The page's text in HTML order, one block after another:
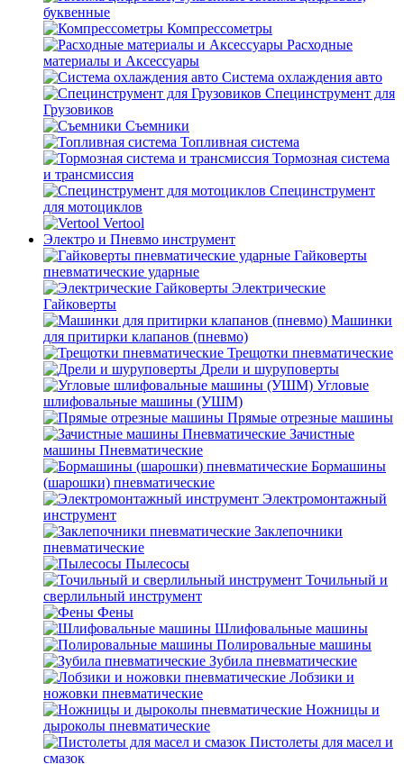
буквенные
Компрессометры
Расходные
материалы и Аксессуары
Система охлаждения авто
Специнструмент для
Грузовиков
Съемники
Топливная система
Тормозная система
и трансмиссия
Специнструмент
для мотоциклов
Vertool
Электро и Пневмо инструмент
Гайковерты
пневматические ударные
Электрические
Гайковерты
Машинки
для притирки клапанов (пневмо)
Трещотки пневматические
Дрели и шуруповерты
Угловые
шлифовальные машины (УШМ)
Прямые отрезные машины
Зачистные
машины Пневматические
Бормашины
(шарошки) пневматические
Электромонтажный
инструмент
Заклепочники
пневматические
Пылесосы
Точильный и
сверлильный инструмент
Фены
Шлифовальные машины
Полировальные машины
Зубила пневматические
Лобзики и
ножовки пневматические
Ножницы и
дыроколы пневматические
Пистолеты для масел и
смазок